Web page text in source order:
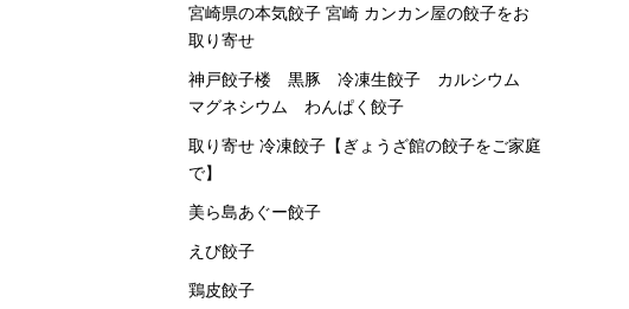
宮崎県の本気餃子 宮崎 カンカン屋の餃子をお
取り寄せ
神戸餃子楼 黒豚 冷凍生餃子 カルシウム
マグネシウム わんぱく餃子
取り寄せ 冷凍餃子【ぎょうざ館の餃子をご家庭
で】
美ら島あぐー餃子
えび餃子
鶏皮餃子